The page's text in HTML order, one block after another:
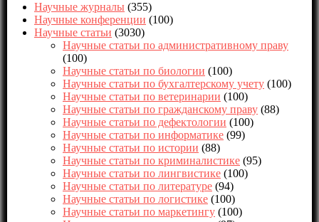
Научные журналы (355)
Научные конференции (100)
Научные статьи (3030)
Научные статьи по административному праву
(100)
Научные статьи по биологии (100)
Научные статьи по бухгалтерскому учету (100)
Научные статьи по ветеринарии (100)
Научные статьи по гражданскому праву (88)
Научные статьи по дефектологии (100)
Научные статьи по информатике (99)
Научные статьи по истории (88)
Научные статьи по криминалистике (95)
Научные статьи по лингвистике (100)
Научные статьи по литературе (94)
Научные статьи по логистике (100)
Научные статьи по маркетингу (100)